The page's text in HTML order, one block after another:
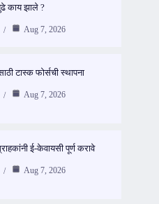
काय झाले ?
Aug 7, 2026
टास्क फोर्सची स्थापना
Aug 7, 2026
ई-केवायसी पूर्ण करावे
Aug 7, 2026